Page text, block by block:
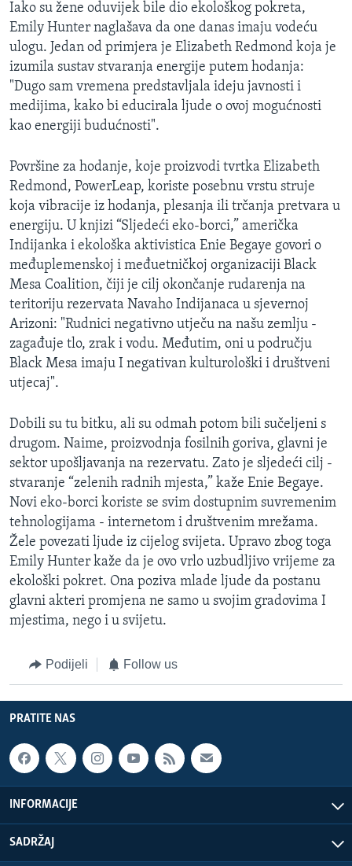
Iako su žene oduvijek bile dio ekološkog pokreta,
Emily Hunter naglašava da one danas imaju vodeću
ulogu. Jedan od primjera je Elizabeth Redmond koja je
izumila sustav stvaranja energije putem hodanja:
"Dugo sam vremena predstavljala ideju javnosti i
medijima, kako bi educirala ljude o ovoj mogućnosti
kao energiji budućnosti".
Površine za hodanje, koje proizvodi tvrtka Elizabeth
Redmond, PowerLeap, koriste posebnu vrstu struje
koja vibracije iz hodanja, plesanja ili trčanja pretvara u
energiju. U knjizi “Sljedeći eko-borci,” američka
Indijanka i ekološka aktivistica Enie Begaye govori o
međuplemenskoj i međuetničkoj organizaciji Black
Mesa Coalition, čiji je cilj okončanje rudarenja na
teritoriju rezervata Navaho Indijanaca u sjevernoj
Arizoni: "Rudnici negativno utječu na našu zemlju -
zagađuje tlo, zrak i vodu. Međutim, oni u području
Black Mesa imaju I negativan kulturološki i društveni
utjecaj".
Dobili su tu bitku, ali su odmah potom bili sučeljeni s
drugom. Naime, proizvodnja fosilnih goriva, glavni je
sektor upošljavanja na rezervatu. Zato je sljedeći cilj -
stvaranje “zelenih radnih mjesta,” kaže Enie Begaye.
Novi eko-borci koriste se svim dostupnim suvremenim
tehnologijama - internetom i društvenim mrežama.
Žele povezati ljude iz cijelog svijeta. Upravo zbog toga
Emily Hunter kaže da je ovo vrlo uzbudljivo vrijeme za
ekološki pokret. Ona poziva mlade ljude da postanu
glavni akteri promjena ne samo u svojim gradovima I
mjestima, nego i u svijetu.
Podijeli Follow us
PRATITE NAS
INFORMACIJE
SADRŽAJ